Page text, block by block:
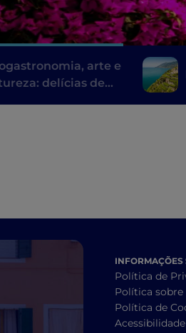
arte e
delícias de
INFORMAÇÕES
Política de
Política sobre
Política de
Acessibilidade